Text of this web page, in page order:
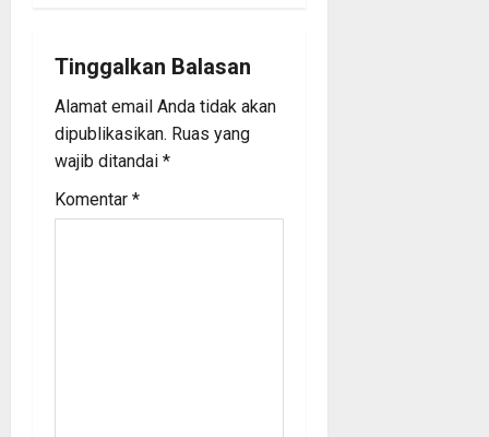
i
g
a
t
Tinggalkan Balasan
Alamat email Anda tidak akan
dipublikasikan. Ruas yang
wajib ditandai *
Komentar *